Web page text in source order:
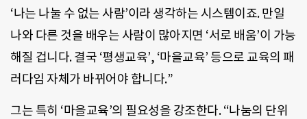
‘나는 나눌 수 없는 사람’이라 생각하는 시스템이죠. 만일
나와 다른 것을 배우는 사람이 많아지면 ‘서로 배움’이 가능
해질 겁니다. 결국 ‘평생교육’, ‘마을교육’ 등으로 교육의 패
러다임 자체가 바뀌어야 합니다.”
그는 특히 ‘마을교육’의 필요성을 강조한다. “나눔의 단위